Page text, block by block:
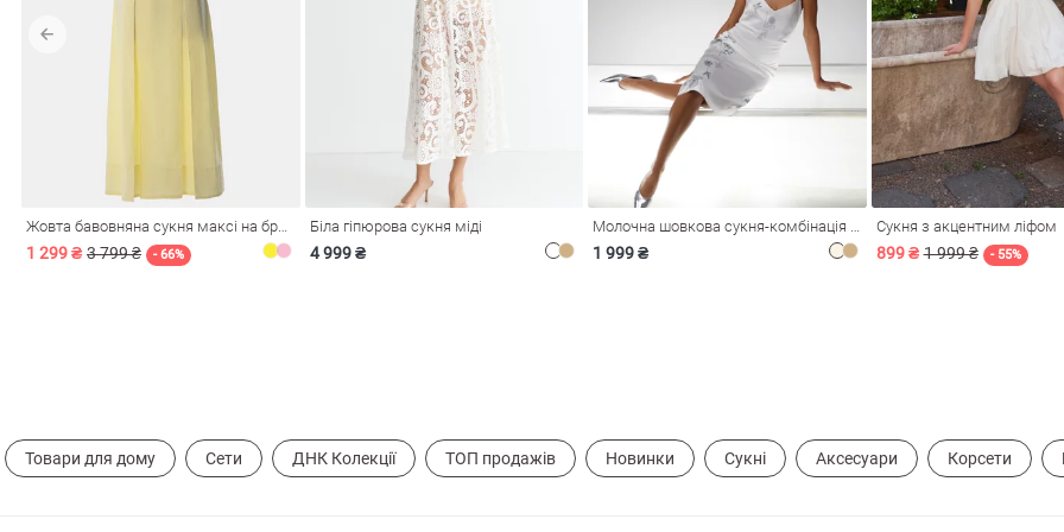
1 299 ₴ 3 799 ₴ - 66%
Біла гіпюрова сукня міді
4 999 ₴ 1 999 ₴
Сукня з акцентним ліфом
899 ₴ 1 999 ₴ - 55%
Товари для дому Сети ДНК Колекції ТОП продажів Новинки Сукні Аксесуари Корсети